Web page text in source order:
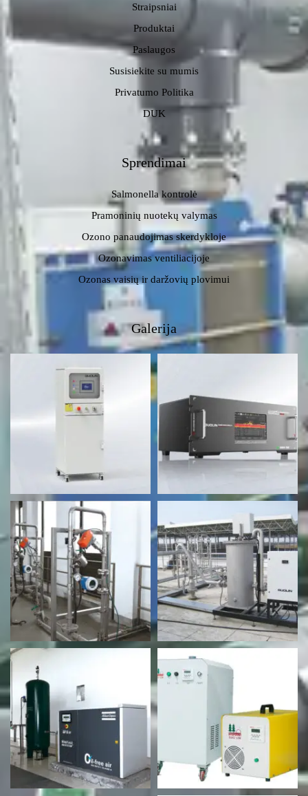
Straipsniai
Produktai
Paslaugos
Susisiekite su mumis
Privatumo Politika
DUK
Sprendimai
Salmonella kontrolė
Pramoninių nuotekų valymas
Ozono panaudojimas skerdykloje
Ozonavimas ventiliacijoje
Ozonas vaisių ir daržovių plovimui
Galerija